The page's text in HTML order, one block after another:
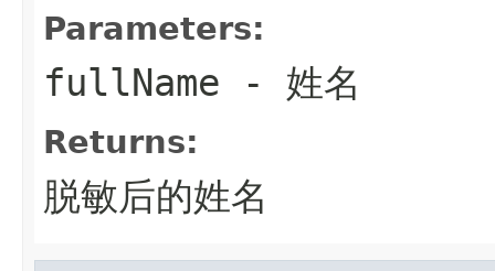
Parameters:
fullName - 姓名
Returns:
脱敏后的姓名